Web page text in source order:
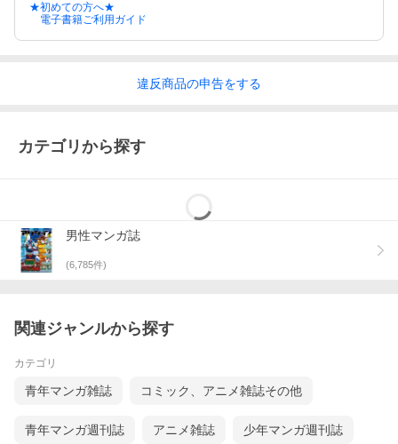
★初めての方へ★
電子書籍ご利用ガイド
違反商品の申告をする
カテゴリから探す
男性マンガ誌
(6,785件)
関連ジャンルから探す
カテゴリ
青年マンガ雑誌 コミック、アニメ雑誌その他
青年マンガ週刊誌 アニメ雑誌 少年マンガ週刊誌